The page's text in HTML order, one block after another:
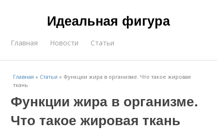
Идеальная фигура
Главная Новости Статьи
Главная » Статьи » Функции жира в организме. Что такое жировая
ткань
Функции жира в организме.
Что такое жировая ткань